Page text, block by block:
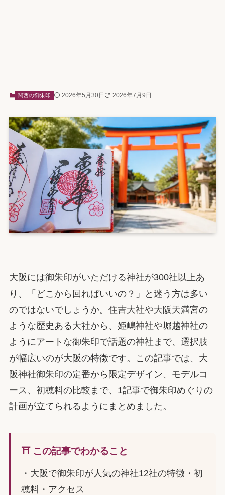
関西の御朱印 2026年5月30日 2026年7月9日
大阪には御朱印がいただける神社が300社以上あ
り、「どこから回ればいいの？」と迷う方は多い
のではないでしょうか。住吉大社や大阪天満宮の
ような歴史ある大社から、姫嶋神社や堀越神社の
ようにアートな御朱印で話題の神社まで、選択肢
が幅広いのが大阪の特徴です。この記事では、大
阪神社御朱印の定番から限定デザイン、モデルコ
ース、初穂料の比較まで、1記事で御朱印めぐりの
計画が立てられるようにまとめました。
⛩️ この記事でわかること
・大阪で御朱印が人気の神社12社の特徴・初
穂料・アクセス